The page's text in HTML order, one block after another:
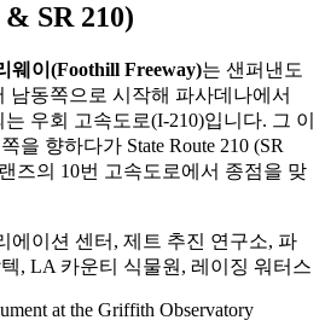
SR 210)
웨이(Foothill Freeway)는 샌퍼낸도
남동쪽으로 시작해 파사데나에서
우회 고속도로(I-210)입니다. 그 이
을 향하다가 State Route 210 (SR
즈의 10번 고속도로에서 종점을 맞
에이션 센터, 제트 추진 연구소, 파
, LA 카운티 식물원, 레이징 워터스